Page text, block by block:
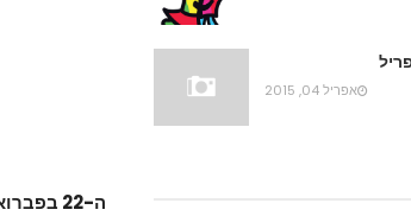
ה-22 בפברואר הוא גם
אפריל 04, 2015